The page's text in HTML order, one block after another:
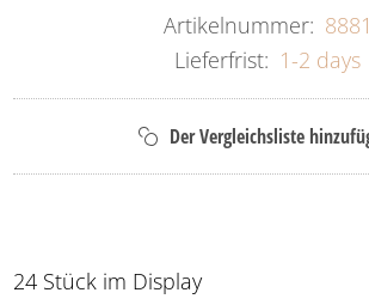
Artikelnummer: 8881
Lieferfrist: 1-2 days
24 Stück im Display